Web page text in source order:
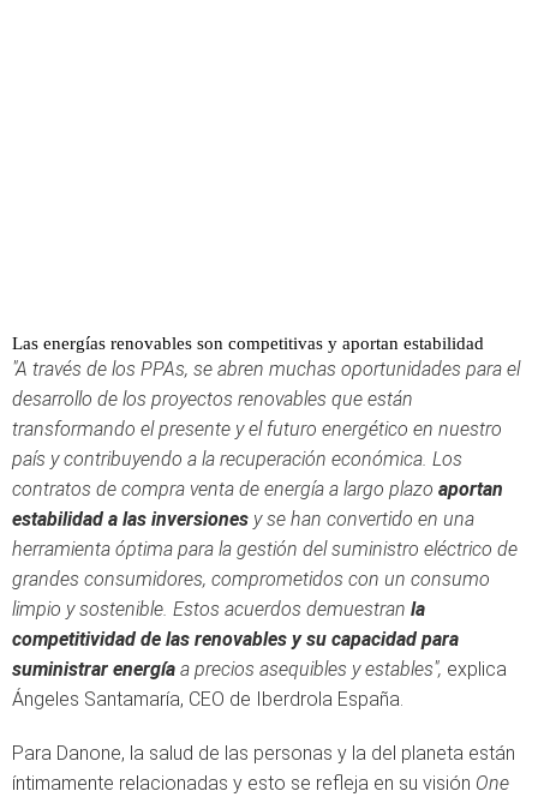
Las energías renovables son competitivas y aportan estabilidad
"A través de los PPAs, se abren muchas oportunidades para el
desarrollo de los proyectos renovables que están
transformando el presente y el futuro energético en nuestro
país y contribuyendo a la recuperación económica. Los
contratos de compra venta de energía a largo plazo aportan
estabilidad a las inversiones y se han convertido en una
herramienta óptima para la gestión del suministro eléctrico de
grandes consumidores, comprometidos con un consumo
limpio y sostenible. Estos acuerdos demuestran la
competitividad de las renovables y su capacidad para
suministrar energía a precios asequibles y estables", explica
Ángeles Santamaría, CEO de Iberdrola España.
Para Danone, la salud de las personas y la del planeta están
íntimamente relacionadas y esto se refleja en su visión One